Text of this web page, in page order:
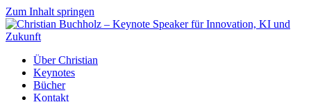
Zum Inhalt springen
Über Christian
Keynotes
Bücher
Kontakt